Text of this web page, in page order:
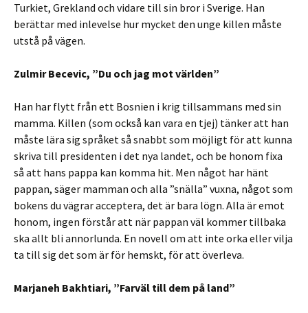
Turkiet, Grekland och vidare till sin bror i Sverige. Han
berättar med inlevelse hur mycket den unge killen måste
utstå på vägen.
Zulmir Becevic, ”Du och jag mot världen”
Han har flytt från ett Bosnien i krig tillsammans med sin
mamma. Killen (som också kan vara en tjej) tänker att han
måste lära sig språket så snabbt som möjligt för att kunna
skriva till presidenten i det nya landet, och be honom fixa
så att hans pappa kan komma hit. Men något har hänt
pappan, säger mamman och alla ”snälla” vuxna, något som
bokens du vägrar acceptera, det är bara lögn. Alla är emot
honom, ingen förstår att när pappan väl kommer tillbaka
ska allt bli annorlunda. En novell om att inte orka eller vilja
ta till sig det som är för hemskt, för att överleva.
Marjaneh Bakhtiari, ”Farväl till dem på land”